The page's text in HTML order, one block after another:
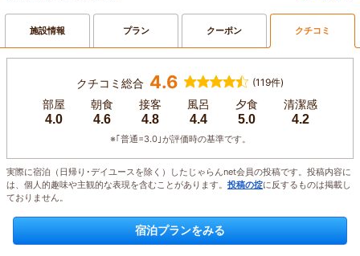
施設情報 プラン クーポン クチコミ
クチコミ総合 4.6 (119件)
部屋
4.0
朝食
4.6
接客
4.8
風呂
4.4
夕食
5.0
清潔感
4.2
※｢普通=3.0｣が評価時の基準です。
実際に宿泊（日帰り･デイユースを除く）したじゃらんnet会員の投稿です。投稿内容に
は、個人的趣味や主観的な表現を含むことがあります。 投稿の掟に反するものは掲載し
ておりません。
宿泊プランをみる